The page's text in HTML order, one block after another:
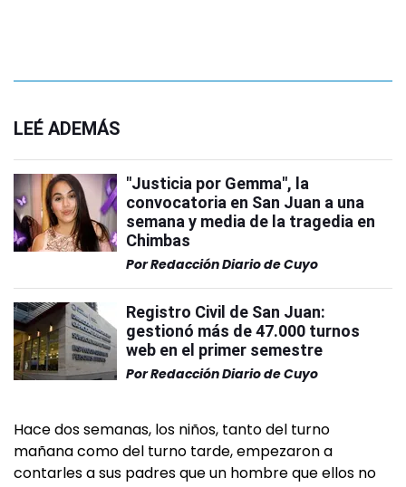
LEÉ ADEMÁS
"Justicia por Gemma", la
convocatoria en San Juan a una
semana y media de la tragedia en
Chimbas
PorRedacción Diario de Cuyo
Registro Civil de San Juan:
gestionó más de 47.000 turnos
web en el primer semestre
PorRedacción Diario de Cuyo
Hace dos semanas, los niños, tanto del turno
mañana como del turno tarde, empezaron a
contarles a sus padres que un hombre que ellos no